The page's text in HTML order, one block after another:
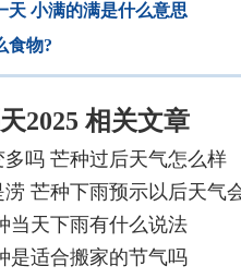
天 小满的满是什么意思
食物?
2025 相关文章
吗 芒种过后天气怎么样
芒种下雨预示以后天气
当天下雨有什么说法
是适合搬家的节气吗